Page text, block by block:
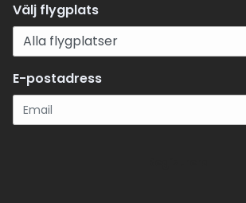
Välj flygplats
E-postadress